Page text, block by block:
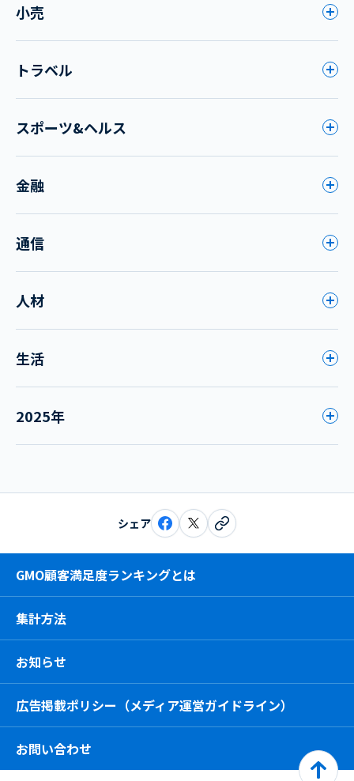
小売
トラベル
スポーツ&ヘルス
金融
通信
人材
生活
2025年
シェア
GMO顧客満足度ランキングとは
集計方法
お知らせ
広告掲載ポリシー（メディア運営ガイドライン）
お問い合わせ